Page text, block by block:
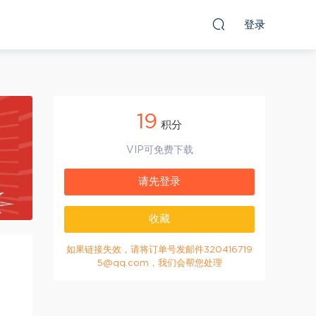
登录
19 积分
VIP可免费下载
请先登录
收藏
如果链接失效，请将订单号发邮件320416719
5@qq.com，我们会帮您处理